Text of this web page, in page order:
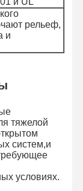
О Нас
Новости
рельеф,
и
тяжелой
систем,и
условиях.